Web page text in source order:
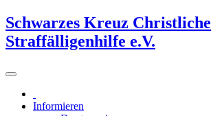
Schwarzes Kreuz Christliche
Straffälligenhilfe e.V.
Informieren